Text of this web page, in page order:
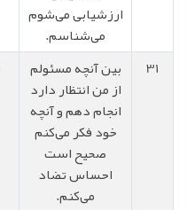
ارزشیابی می‌شوم
می‌شناسم.
31
بین آنچه مسئولم
از من انتظار دارد
انجام دهم و آنچه
خود فکر می‌کنم
صحیح است
احساس تضاد
می‌کنم.